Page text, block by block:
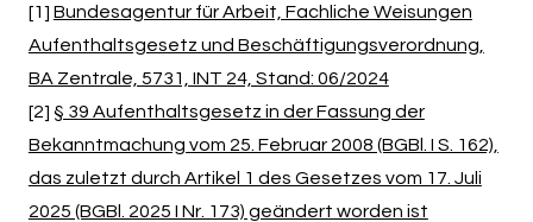
[1] Bundesagentur für Arbeit, Fachliche Weisungen
Aufenthaltsgesetz und Beschäftigungsverordnung,
BA Zentrale, 5731, INT 24, Stand: 06/2024
[2] § 39 Aufenthaltsgesetz in der Fassung der
Bekanntmachung vom 25. Februar 2008 (BGBl. I S. 162),
das zuletzt durch Artikel 1 des Gesetzes vom 17. Juli
2025 (BGBl. 2025 I Nr. 173) geändert worden ist